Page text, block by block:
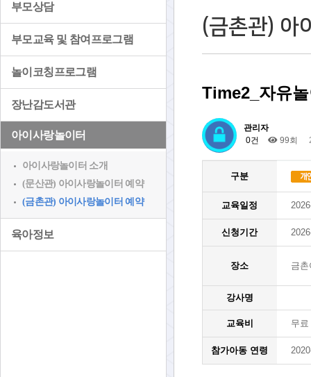
부모상담
부모교육 및 참여프로그램
놀이코칭프로그램
장난감도서관
아이사랑놀이터
아이사랑놀이터 소개
(문산관) 아이사랑놀이터 예약
(금촌관) 아이사랑놀이터 예약
육아정보
(금촌관) 아
Time2_자유
관리자
0건
99회
구분
교육일정
신청기간
장소 금
강사명
교육비 무료
참가아동 연령